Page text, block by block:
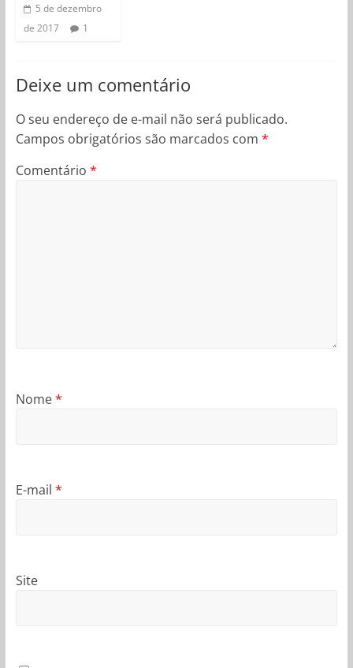
5 de dezembro
de 2017
1
Deixe um comentário
O seu endereço de e-mail não será publicado.
Campos obrigatórios são marcados com *
Comentário *
Nome*
E-mail *
Site